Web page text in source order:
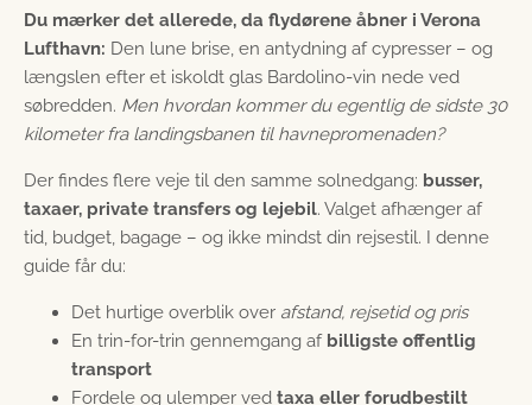
Du mærker det allerede, da flydørene åbner i Verona
Lufthavn: Den lune brise, en antydning af cypresser – og
længslen efter et iskoldt glas Bardolino-vin nede ved
søbredden. Men hvordan kommer du egentlig de sidste 30
kilometer fra landingsbanen til havnepromenaden?
Der findes flere veje til den samme solnedgang: busser,
taxaer, private transfers og lejebil. Valget afhænger af
tid, budget, bagage – og ikke mindst din rejsestil. I denne
guide får du:
Det hurtige overblik over afstand, rejsetid og pris
En trin-for-trin gennemgang af billigste offentlig
transport
Fordele og ulemper ved taxa eller forudbestilt